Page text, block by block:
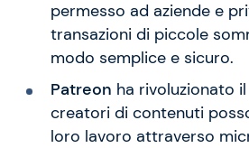
permesso ad aziende e
transazioni di piccole
modo semplice e sicuro.
Patreon ha rivoluzionato
creatori di contenuti
loro lavoro attraverso